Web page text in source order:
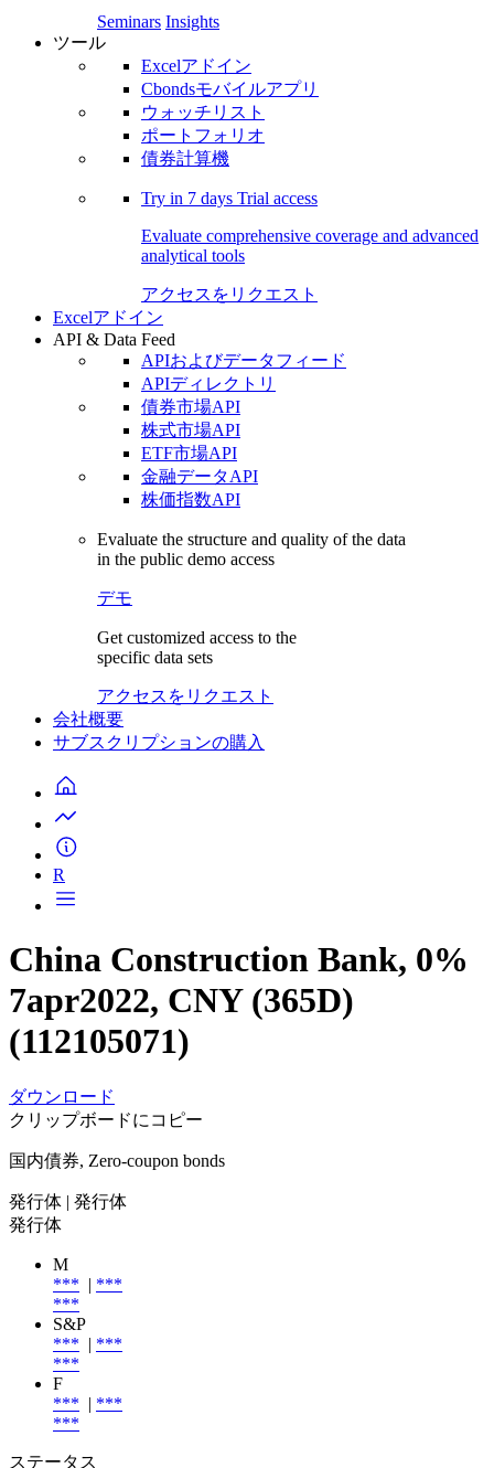
Seminars Insights
ツール
Excelアドイン
Cbondsモバイルアプリ
ウォッチリスト
ポートフォリオ
債券計算機
Try in 7 days Trial access
Evaluate comprehensive coverage and advanced
analytical tools
アクセスをリクエスト
Excelアドイン
API & Data Feed
APIおよびデータフィード
APIディレクトリ
債券市場API
株式市場API
ETF市場API
金融データAPI
株価指数API
Evaluate the structure and quality of the data
in the public demo access
デモ
Get customized access to the
specific data sets
アクセスをリクエスト
会社概要
サブスクリプションの購入
R
China Construction Bank, 0%
7apr2022, CNY (365D)
(112105071)
ダウンロード
クリップボードにコピー
国内債券, Zero-coupon bonds
発行体 | 発行体
発行体
M
*** | ***
***
S&P
*** | ***
***
F
*** | ***
***
ステータス